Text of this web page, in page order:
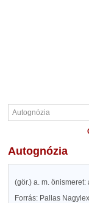
Autognózia
(gör.) a. m.
Forrás: Pallas